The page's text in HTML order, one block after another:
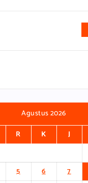
Agustus 2026
R K J
5 6 7